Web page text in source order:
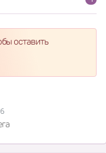
оставить